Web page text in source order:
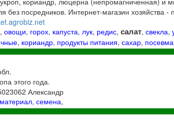
без посредников. Интернет-магазин хозяйства -
,овощи, горох, капуста,лук, редис,салат,свекла,
, кориандр, продукты питания,сахар,
этого года.
Александр
,семена,